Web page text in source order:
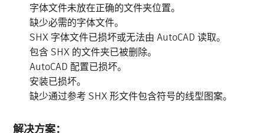
字体文件未放在正确的文件夹位置。
缺少必需的字体文件。
SHX 字体文件已损坏或无法由 AutoCAD 读取。
包含 SHX 的文件夹已被删除。
AutoCAD 配置已损坏。
安装已损坏。
缺少通过参考 SHX 形文件包含符号的线型图案。
解决方案：